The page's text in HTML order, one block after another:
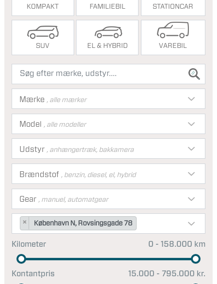
KOMPAKT FAMILIEBIL STATIONCAR
SUV EL & HYBRID VAREBIL
Kontantpris 15.000 - 795.000 kr.
Kilometer 0 - 158.000 km
Mærke , alle mærker
Model , alle modeller
Brændstof , benzin, diesel, el, hybrid
Gear , manuel, automatgear
Udstyr , anhængertræk, bakkamera
× København N, Rovsingsgade 78